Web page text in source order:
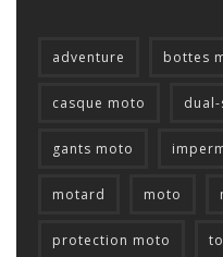
adventure bottes
casque moto
gants moto
motard moto
protection moto